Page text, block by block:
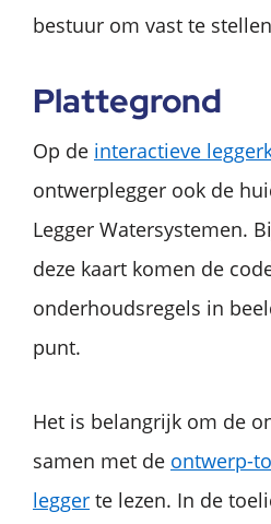
bestuur om vast te
Plattegrond
Op de interactieve
ontwerplegger ook de
Legger Watersystemen.
deze kaart komen de
onderhoudsregels in
punt.
Het is belangrijk om de
samen met de ontwerp-
legger te lezen. In de